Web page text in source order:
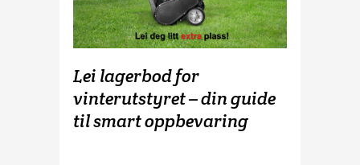
Lei lagerbod for
vinterutstyret – din guide
til smart oppbevaring